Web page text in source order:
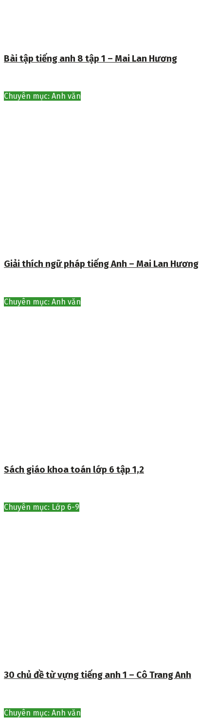
Bài tập tiếng anh 8 tập 1 – Mai Lan Hương
Chuyên mục: Anh văn
Giải thích ngữ pháp tiếng Anh – Mai Lan Hương
Chuyên mục: Anh văn
Sách giáo khoa toán lớp 6 tập 1,2
Chuyên mục: Lớp 6-9
30 chủ đề từ vựng tiếng anh 1 – Cô Trang Anh
Chuyên mục: Anh văn